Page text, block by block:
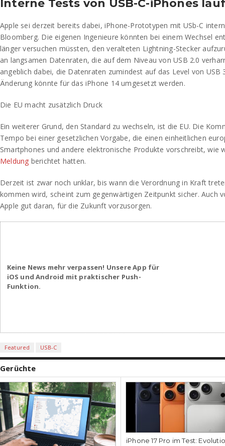
Interne Tests von USB-C-iPhones
Apple sei derzeit bereits dabei, iPhone-Prototypen mit USb-C
Bloomberg. Die eigenen Ingenieure könnten bei einem Wechsel
länger versuchen müssten, den veralteten Lightning-Stecker
an langsamen Datenraten, die auf dem Niveau von USB 2.0
angeblich dabei, die Datenraten zumindest auf das Level von USB
Änderung könnte für das iPhone 14 umgesetzt werden.
Die EU macht zusätzlich Druck
Ein weiterer Grund, den Standard zu wechseln, ist die EU. Die
Tempo bei einer gesetzlichen Vorgabe, die einen einheitlichen
Smartphones und andere elektronische Produkte vorschreibt, wie
Meldung berichtet hatten.
Derzeit ist zwar noch unklar, bis wann die Verordnung in Kraft
kommen wird, scheint zum gegenwärtigen Zeitpunkt sicher. Auch
Apple gut daran, für die Zukunft vorzusorgen.
Keine News mehr verpassen! Unsere App für
iOS und Android mit praktischer Push-
Funktion.
Featured USB-C
Gerüchte
iPhone 17 Pro im Test: